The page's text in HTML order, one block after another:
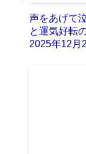
声をあげて
と運気好転
2025年12月